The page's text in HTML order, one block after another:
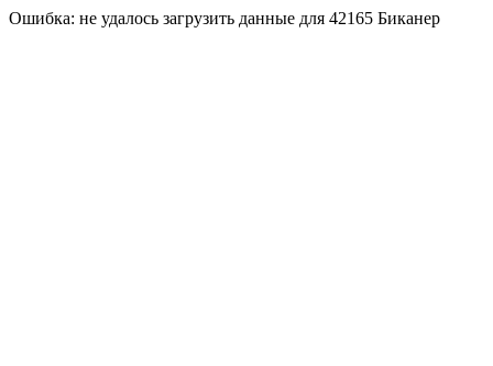
Ошибка: не удалось загрузить данные для 42165 Биканер